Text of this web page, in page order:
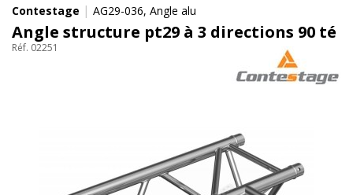
Contestage | AG29-036, Angle alu
Angle structure pt29 à 3 directions 90 té
Réf. 02251